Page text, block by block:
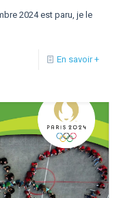
2024 est paru, je le
En savoir +